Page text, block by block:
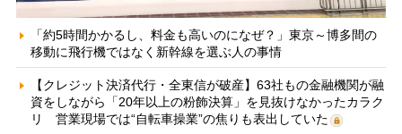
「約5時間かかるし、料金も高いのになぜ？」東京～博多間の
移動に飛行機ではなく新幹線を選ぶ人の事情
【クレジット決済代行・全東信が破産】63社もの金融機関が融
資をしながら「20年以上の粉飾決算」を見抜けなかったカラク
リ 営業現場では“自転車操業”の焦りも表出していた